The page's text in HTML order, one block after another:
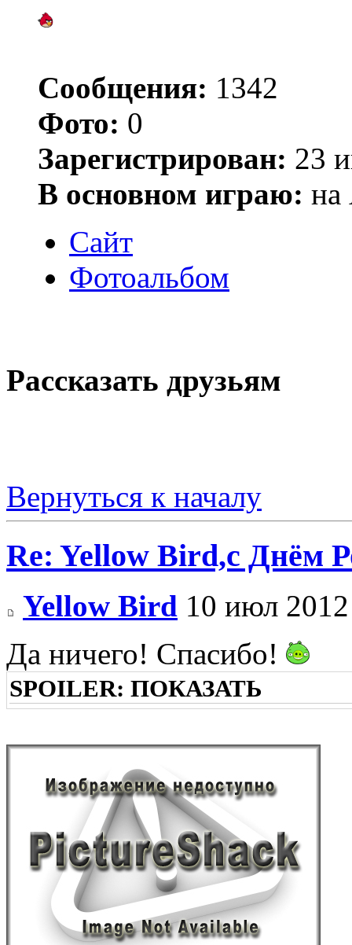
Сообщения: 1342
Фото: 0
Зарегистрирован: 23
В основном играю: на
Сайт
Фотоальбом
Рассказать друзьям
Вернуться к началу
Re: Yellow Bird,с Днём
Yellow Bird 10 июл
Да ничего! Спасибо!
SPOILER: ПОКАЗАТЬ